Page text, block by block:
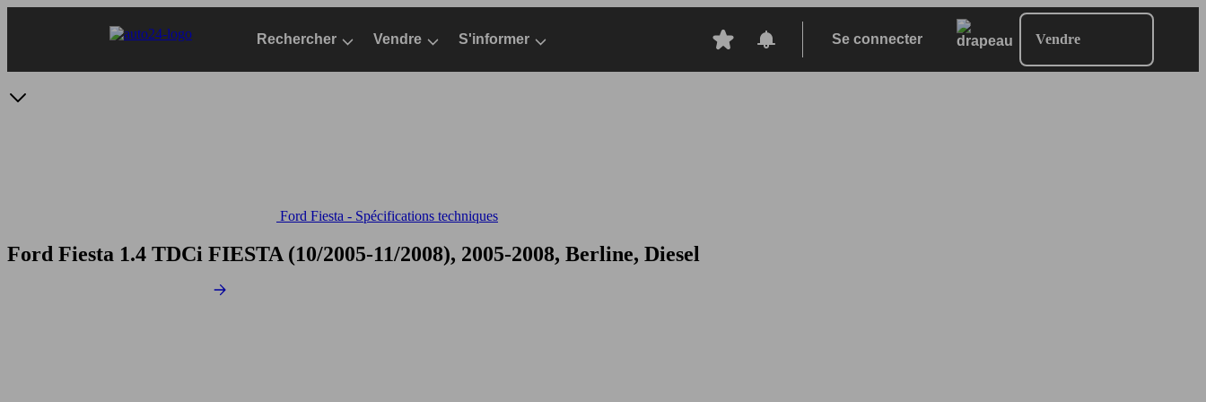
Rechercher Vendre S'informer Se connecter Vendre
Ford Fiesta - Spécifications techniques
Ford Fiesta 1.4 TDCi FIESTA (10/2005-11/2008), 2005-2008, Berline, Diesel